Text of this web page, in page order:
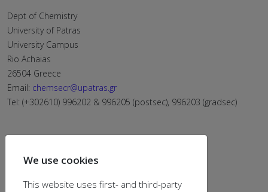
Dept of Chemistry
University of Patras
University Campus
Rio Achaias
26504 Greece
Email: chemsecr@upatras.gr
Tel: (+302610) 996202 & 996205 (postsec), 996203 (gradsec)
We use cookies
This website uses first- and third-party